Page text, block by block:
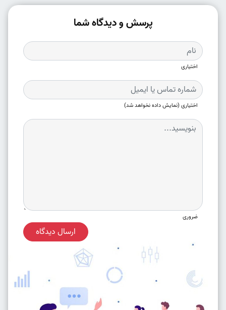
پرسش و دیدگاه شما
اختیاری
اختیاری (نمایش داده نخواهد شد)
ضروری
ارسال دیدگاه